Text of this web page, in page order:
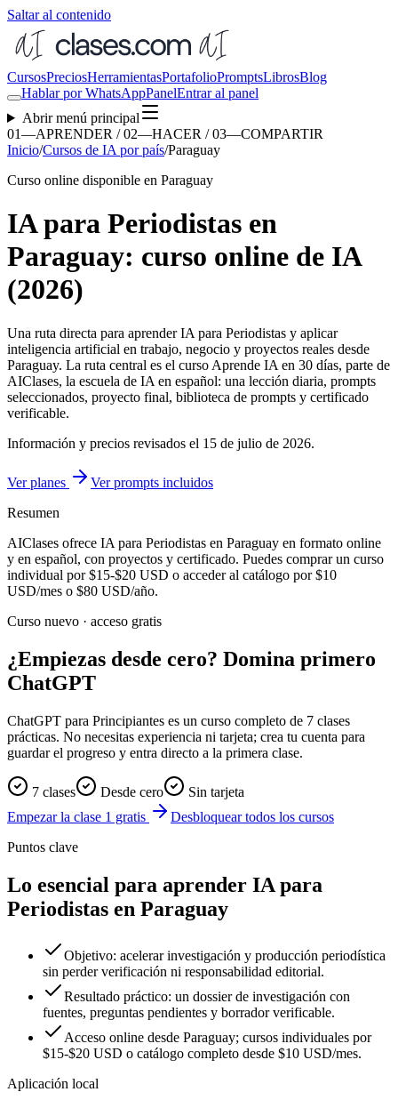
Saltar al contenido
CursosPreciosHerramientasPortafolioPromptsLibrosBlog
Hablar por WhatsAppPanelEntrar al panel
Abrir menú principal
01—APRENDER / 02—HACER / 03—COMPARTIR
Inicio/Cursos de IA por país/Paraguay
Curso online disponible en Paraguay
IA para Periodistas en
Paraguay: curso online de IA
(2026)
Una ruta directa para aprenderIA para Periodistas y aplicar
inteligencia artificial en trabajo, negocio y proyectos reales desde
Paraguay. La ruta central es el curso Aprende IA en 30 días, parte de
AIClases, la escuela de IA en español: una lección diaria, prompts
seleccionados, proyecto final, biblioteca de prompts y certificado
verificable.
Información y precios revisados el 15 de julio de 2026.
Ver planes
Ver prompts incluidos
Resumen
AIClases ofrece IA para Periodistas en Paraguay en formato online
y en español, con proyectos y certificado. Puedes comprar un curso
individual por$15-$20 USD o acceder al catálogo por$10
USD/mes o $80 USD/año.
Curso nuevo · acceso gratis
¿Empiezas desde cero? Domina primero
ChatGPT
ChatGPT para Principiantes es un curso completo de 7 clases
prácticas. No necesitas experiencia ni tarjeta; crea tu cuenta para
guardar el progreso y entra directo a la primera clase.
7 clases Desde cero
Sin tarjeta
Empezar la clase 1 gratis
Desbloquear todos los cursos
Puntos clave
Lo esencial para aprender IA para
Periodistas en Paraguay
Objetivo: acelerar investigación y producción periodística
sin perder verificación ni responsabilidad editorial.
Resultado práctico: un dossier de investigación con
fuentes, preguntas pendientes y borrador verificable.
Acceso online desde Paraguay; cursos individuales por
$15-$20 USD o catálogo completo desde $10 USD/mes.
Aplicación local